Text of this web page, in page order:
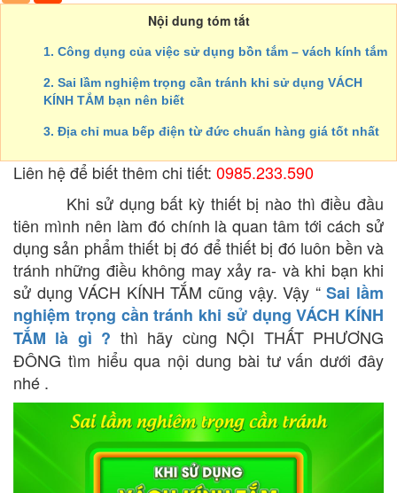
Nội dung tóm tắt
1. Công dụng của việc sử dụng bồn tắm – vách kính tắm
2. Sai lầm nghiệm trọng cần tránh khi sử dụng VÁCH
KÍNH TẮM bạn nên biết
3. Địa chỉ mua bếp điện từ đức chuẩn hàng giá tốt nhất
Liên hệ để biết thêm chi tiết: 0985.233.590
Khi sử dụng bất kỳ thiết bị nào thì điều đầu
tiên mình nên làm đó chính là quan tâm tới cách sử
dụng sản phẩm thiết bị đó để thiết bị đó luôn bền và
tránh những điều không may xảy ra- và khi bạn khi
sử dụng VÁCH KÍNH TẮM cũng vậy. Vậy “Sai lầm
nghiệm trọng cần tránh khi sử dụng VÁCH KÍNH
TẮM là gì ? thì hãy cùng NỘI THẤT PHƯƠNG
ĐÔNG tìm hiểu qua nội dung bài tư vấn dưới đây
nhé .